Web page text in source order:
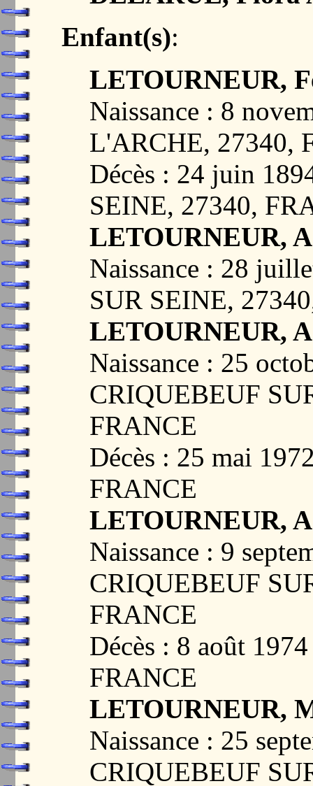
Enfant(s):
LETOURNEUR,
Naissance : 8
L'ARCHE, 27340,
Décès : 24 juin
SEINE, 27340,
LETOURNEUR,
Naissance : 28
SUR SEINE,
LETOURNEUR,
Naissance : 25
CRIQUEBEUF
FRANCE
Décès : 25 mai
FRANCE
LETOURNEUR,
Naissance : 9
CRIQUEBEUF
FRANCE
Décès : 8 août
FRANCE
LETOURNEUR,
Naissance : 25
CRIQUEBEUF